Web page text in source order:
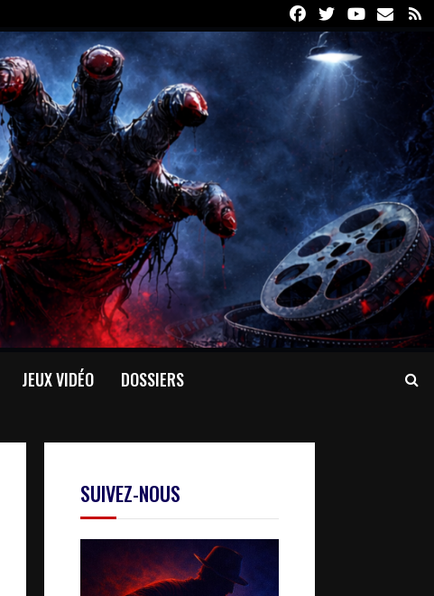
FacebookTwitterYoutube
Email
JEUX VIDÉO DOSSIERS
SUIVEZ-NOUS